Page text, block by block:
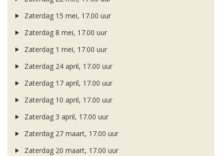
Zaterdag 15 mei, 17.00 uur
Zaterdag 8 mei, 17.00 uur
Zaterdag 1 mei, 17.00 uur
Zaterdag 24 april, 17.00 uur
Zaterdag 17 april, 17.00 uur
Zaterdag 10 april, 17.00 uur
Zaterdag 3 april, 17.00 uur
Zaterdag 27 maart, 17.00 uur
Zaterdag 20 maart, 17.00 uur